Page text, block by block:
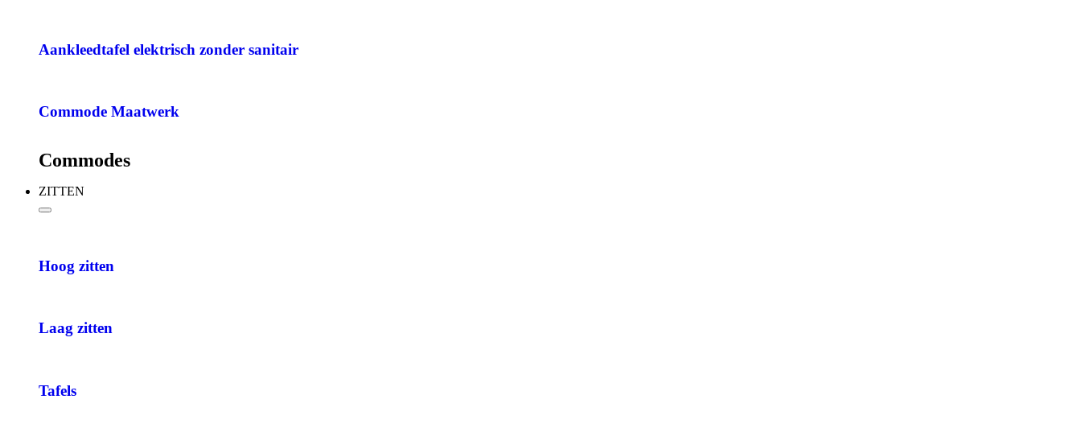
Aankleedtafel elektrisch zonder sanitair
Commode Maatwerk
Commodes
ZITTEN
Hoog zitten
Laag zitten
Tafels